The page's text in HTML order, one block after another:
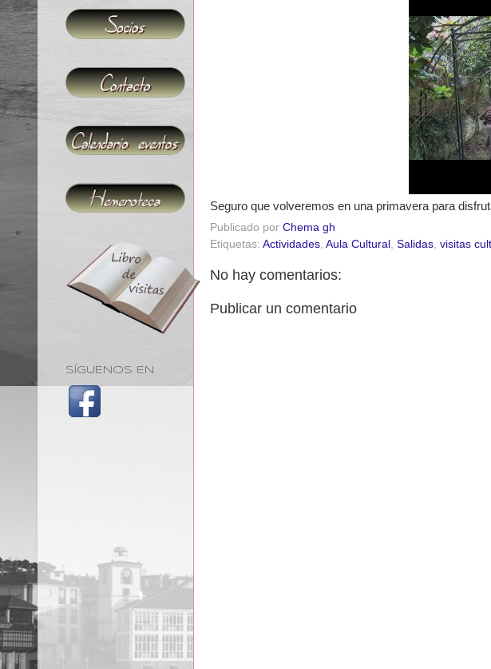
Seguro que volveremos en una primavera para
Publicado por Chema gh
Etiquetas: Actividades, Aula Cultural , Salidas, visitas
No hay comentarios:
Publicar un comentario
SÍGUENOS EN